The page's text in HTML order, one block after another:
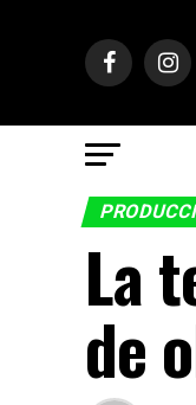
La
de